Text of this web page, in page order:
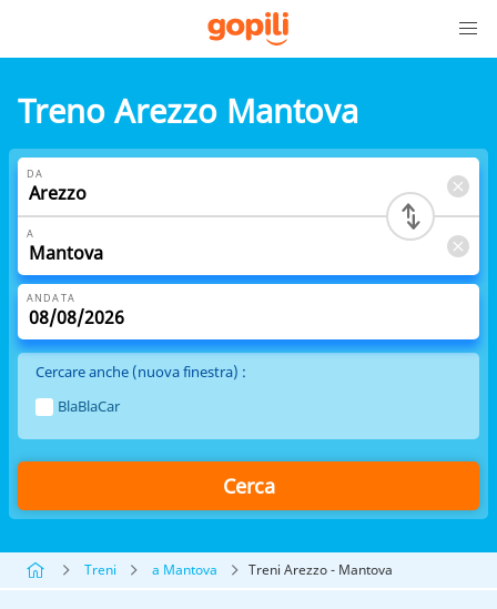
Treno Arezzo Mantova
DA
A
ANDATA
Cercare anche (nuova finestra) :
BlaBlaCar
Cerca
Treni a Mantova Treni Arezzo - Mantova